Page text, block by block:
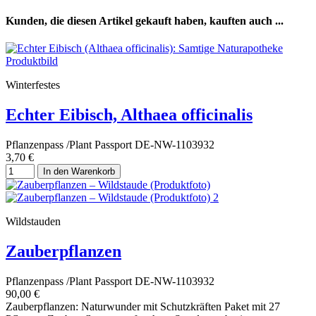
Kunden, die diesen Artikel gekauft haben, kauften auch ...
Winterfestes
Echter Eibisch, Althaea officinalis
Pflanzenpass /Plant Passport DE-NW-1103932
3,70 €
In den Warenkorb
Wildstauden
Zauberpflanzen
Pflanzenpass /Plant Passport DE-NW-1103932
90,00 €
Zauberpflanzen: Naturwunder mit Schutzkräften Paket mit 27